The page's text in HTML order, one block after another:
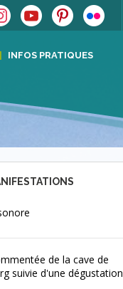
INFOS PRATIQUES
de la cave de
suivie d'une dégustation